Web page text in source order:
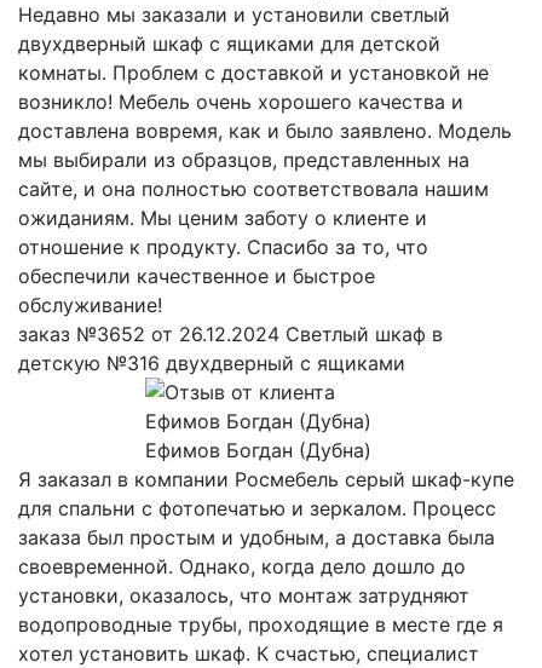
Недавно мы заказали и установили светлый
двухдверный шкаф с ящиками для детской
комнаты. Проблем с доставкой и установкой не
возникло! Мебель очень хорошего качества и
доставлена вовремя, как и было заявлено. Модель
мы выбирали из образцов, представленных на
сайте, и она полностью соответствовала нашим
ожиданиям. Мы ценим заботу о клиенте и
отношение к продукту. Спасибо за то, что
обеспечили качественное и быстрое
обслуживание!
заказ №3652 от 26.12.2024 Светлый шкаф в
детскую №316 двухдверный с ящиками
Ефимов Богдан (Дубна)
Я заказал в компании Росмебель серый шкаф-купе
для спальни с фотопечатью и зеркалом. Процесс
заказа был простым и удобным, а доставка была
своевременной. Однако, когда дело дошло до
установки, оказалось, что монтаж затрудняют
водопроводные трубы, проходящие в месте где я
хотел установить шкаф. К счастью, специалист